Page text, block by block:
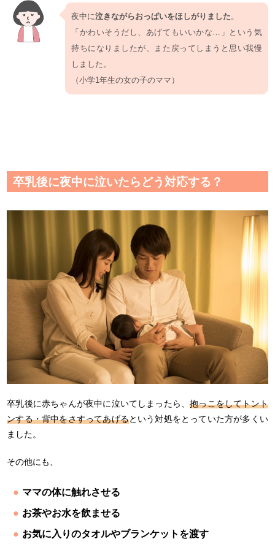
夜中に泣きながらおっぱいをほしがりました 。
「かわいそうだし、あげてもいいかな…」という気
持ちになりましたが、また戻ってしまうと思い我慢
しました。
（小学1年生の女の子のママ）
卒乳後に夜中に泣いたらどう対応する？
卒乳後に赤ちゃんが夜中に泣いてしまったら、抱っこをしてトント
ンする・背中をさすってあげるという対処をとっていた方が多くい
ました。
その他にも、
ママの体に触れさせる
お茶やお水を飲ませる
お気に入りのタオルやブランケットを渡す